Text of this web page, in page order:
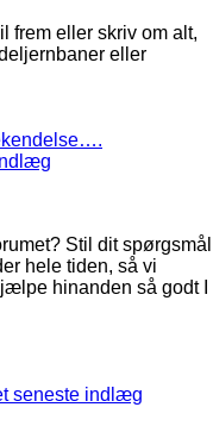
frem eller skriv om alt,
eller
Stil dit spørgsmål
hele tiden, så vi
hinanden så godt I
seneste indlæg